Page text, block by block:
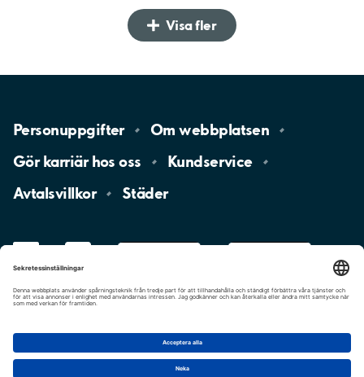
Visa fler
Personuppgifter Omwebbplatsen
Gör karriär hososs
Kundservice
Avtalsvillkor
Städer